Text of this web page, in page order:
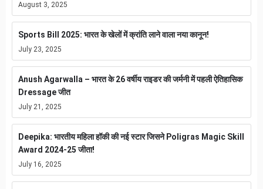
August 3, 2025
Sports Bill 2025: भारत के खेलों में क्रांति लाने वाला नया कानून!
July 23, 2025
Anush Agarwalla – भारत के 26 वर्षीय राइडर की जर्मनी में पहली ऐतिहासिक
Dressage जीत
July 21, 2025
Deepika: भारतीय महिला हॉकी की नई स्टार जिसने Poligras Magic Skill
Award 2024-25 जीता!
July 16, 2025